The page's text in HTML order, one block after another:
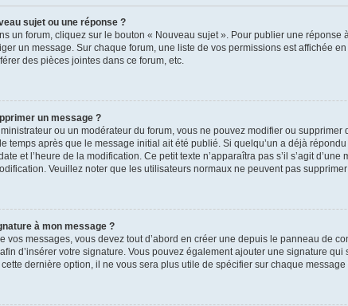
sujet ou une réponse ?
un forum, cliquez sur le bouton « Nouveau sujet ». Pour publier une
un message. Sur chaque forum, une liste de vos permissions est affichée
des pièces jointes dans ce forum, etc.
un message ?
ou un modérateur du forum, vous ne pouvez modifier ou
temps après que le message initial ait été publié. Si quelqu’un a déjà
et l’heure de la modification. Ce petit texte n’apparaîtra pas s’il s’agit
Veuillez noter que les utilisateurs normaux ne peuvent pas
à mon message ?
vos messages, vous devez tout d’abord en créer une depuis le panneau de
d’insérer votre signature. Vous pouvez également ajouter une signature
dernière option, il ne vous sera plus utile de spécifier sur chaque message